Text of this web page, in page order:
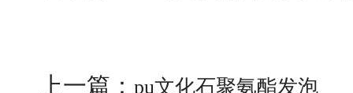
上一篇： pu文化石聚氨酯发泡